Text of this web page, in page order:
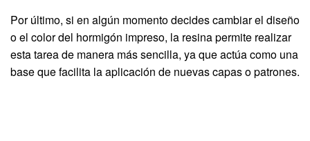
Por último, si en algún momento decides cambiar el diseño
o el color del hormigón impreso, la resina permite realizar
esta tarea de manera más sencilla, ya que actúa como una
base que facilita la aplicación de nuevas capas o patrones.